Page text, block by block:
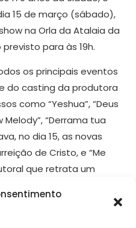
15 de março (sábado),
na Orla da Atalaia da
para às 19h.
os principais eventos
do casting da produtora
como “Yeshua”, “Deus
Melody”, “Derrama tua
no dia 15, as novas
de Cristo, e “Me
que retrata um
são as melhores